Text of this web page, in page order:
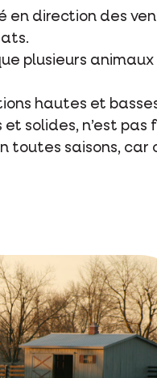
direction des
plusieurs animaux
hautes et
solides, n’est pas
toutes saisons, car